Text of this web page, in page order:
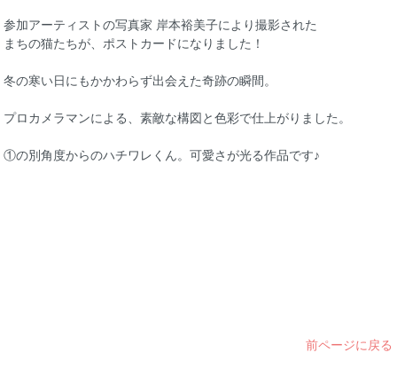
参加アーティストの写真家 岸本裕美子により撮影された
まちの猫たちが、ポストカードになりました！
冬の寒い日にもかかわらず出会えた奇跡の瞬間。
プロカメラマンによる、素敵な構図と色彩で仕上がりました。
①の別角度からのハチワレくん。可愛さが光る作品です♪
前ページに戻る